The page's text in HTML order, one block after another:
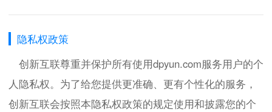
隐私权政策
创新互联尊重并保护所有使用dpyun.com服务用户的个
人隐私权。为了给您提供更准确、更有个性化的服务，
创新互联会按照本隐私权政策的规定使用和披露您的个